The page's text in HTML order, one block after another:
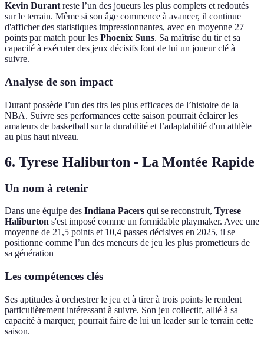
Kevin Durantreste l’un des joueurs les plus complets et redoutés
sur le terrain. Même si son âge commence à avancer, il continue
d'afficher des statistiques impressionnantes, avec en moyenne 27
points par match pour les Phoenix Suns. Sa maîtrise du tir et sa
capacité à exécuter des jeux décisifs font de lui un joueur clé à
suivre.
Analyse de son impact
Durant possède l’un des tirs les plus efficaces de l’histoire de la
NBA. Suivre ses performances cette saison pourrait éclairer les
amateurs de basketball sur la durabilité et l’adaptabilité d'un athlète
au plus haut niveau.
6. Tyrese Haliburton - La Montée Rapide
Un nom à retenir
Dans une équipe des Indiana Pacers qui se reconstruit, Tyrese
Haliburton s'est imposé comme un formidable playmaker. Avec une
moyenne de 21,5 points et 10,4 passes décisives en 2025, il se
positionne comme l’un des meneurs de jeu les plus prometteurs de
sa génération
Les compétences clés
Ses aptitudes à orchestrer le jeu et à tirer à trois points le rendent
particulièrement intéressant à suivre. Son jeu collectif, allié à sa
capacité à marquer, pourrait faire de lui un leader sur le terrain cette
saison.